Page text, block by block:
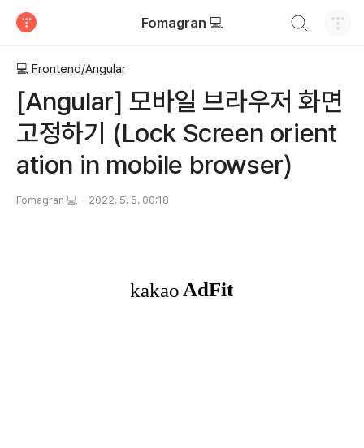
Fomagran 💻
💻 Frontend/Angular
[Angular] 모바일 브라우저 화면
고정하기 (Lock Screen orient
ation in mobile browser)
Fomagran 💻 2022. 5. 5. 00:18